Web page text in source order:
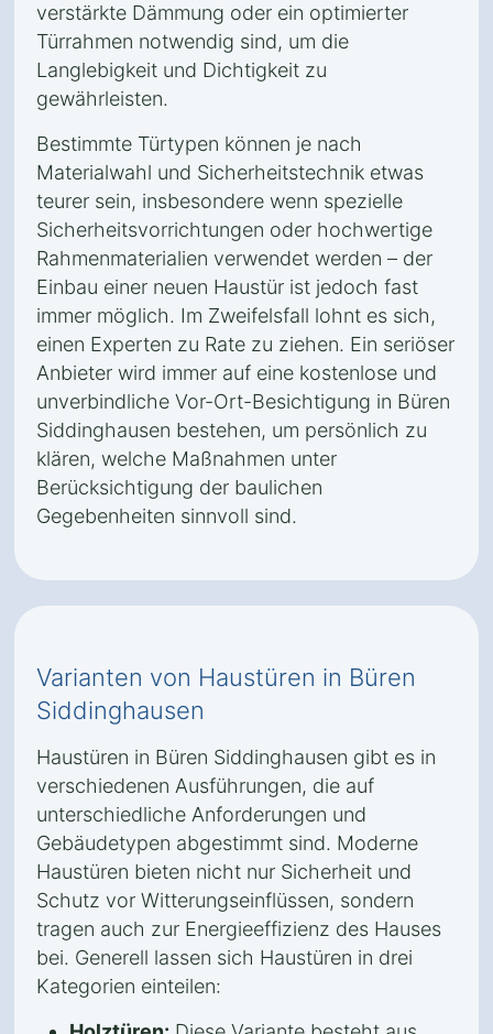
verstärkte Dämmung oder ein optimierter
Türrahmen notwendig sind, um die
Langlebigkeit und Dichtigkeit zu
gewährleisten.
Bestimmte Türtypen können je nach
Materialwahl und Sicherheitstechnik etwas
teurer sein, insbesondere wenn spezielle
Sicherheitsvorrichtungen oder hochwertige
Rahmenmaterialien verwendet werden – der
Einbau einer neuen Haustür ist jedoch fast
immer möglich. Im Zweifelsfall lohnt es sich,
einen Experten zu Rate zu ziehen. Ein seriöser
Anbieter wird immer auf eine kostenlose und
unverbindliche Vor-Ort-Besichtigung in Büren
Siddinghausen bestehen, um persönlich zu
klären, welche Maßnahmen unter
Berücksichtigung der baulichen
Gegebenheiten sinnvoll sind.
Varianten von Haustüren in Büren
Siddinghausen
Haustüren in Büren Siddinghausen gibt es in
verschiedenen Ausführungen, die auf
unterschiedliche Anforderungen und
Gebäudetypen abgestimmt sind. Moderne
Haustüren bieten nicht nur Sicherheit und
Schutz vor Witterungseinflüssen, sondern
tragen auch zur Energieeffizienz des Hauses
bei. Generell lassen sich Haustüren in drei
Kategorien einteilen: